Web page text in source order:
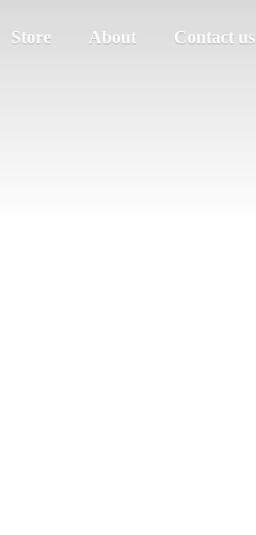
Store About Contact us